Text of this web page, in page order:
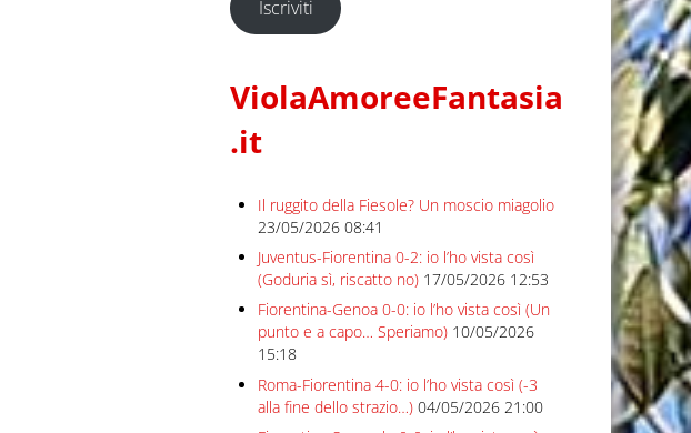
Iscriviti
ViolaAmoreeFantasia
.it
Il ruggito della Fiesole? Un moscio miagolio
23/05/2026 08:41
Juventus-Fiorentina 0-2: io l’ho vista così
(Goduria sì, riscatto no) 17/05/2026 12:53
Fiorentina-Genoa 0-0: io l’ho vista così (Un
punto e a capo… Speriamo) 10/05/2026
15:18
Roma-Fiorentina 4-0: io l’ho vista così (-3
alla fine dello strazio…) 04/05/2026 21:00